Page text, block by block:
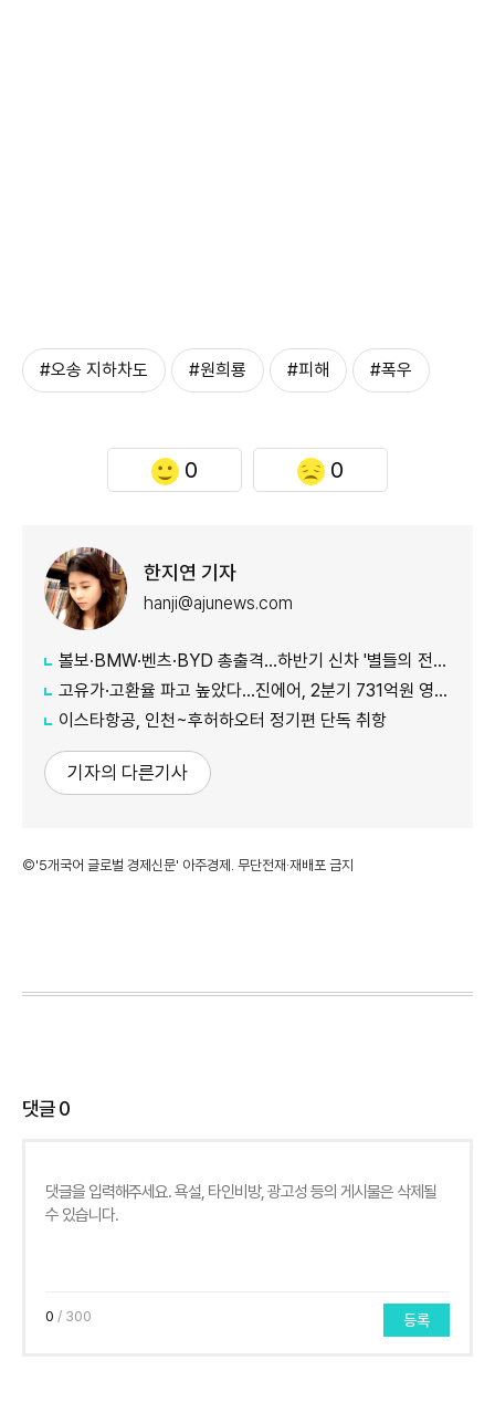
#오송 지하차도 #원희룡 #피해 #폭우
0 0
한지연 기자
hanji@ajunews.com
볼보·BMW·벤츠·BYD 총출격...하반기 신차 '별들의 전쟁'
고유가·고환율 파고 높았다…진에어, 2분기 731억원 영업적자
이스타항공, 인천~후허하오터 정기편 단독 취항
기자의 다른기사
©'5개국어 글로벌 경제신문' 아주경제. 무단전재·재배포 금지
댓글0
0 / 300 등록